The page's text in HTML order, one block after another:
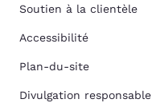
Soutien à la clientèle
Accessibilité
Plan-du-site
Divulgation responsable